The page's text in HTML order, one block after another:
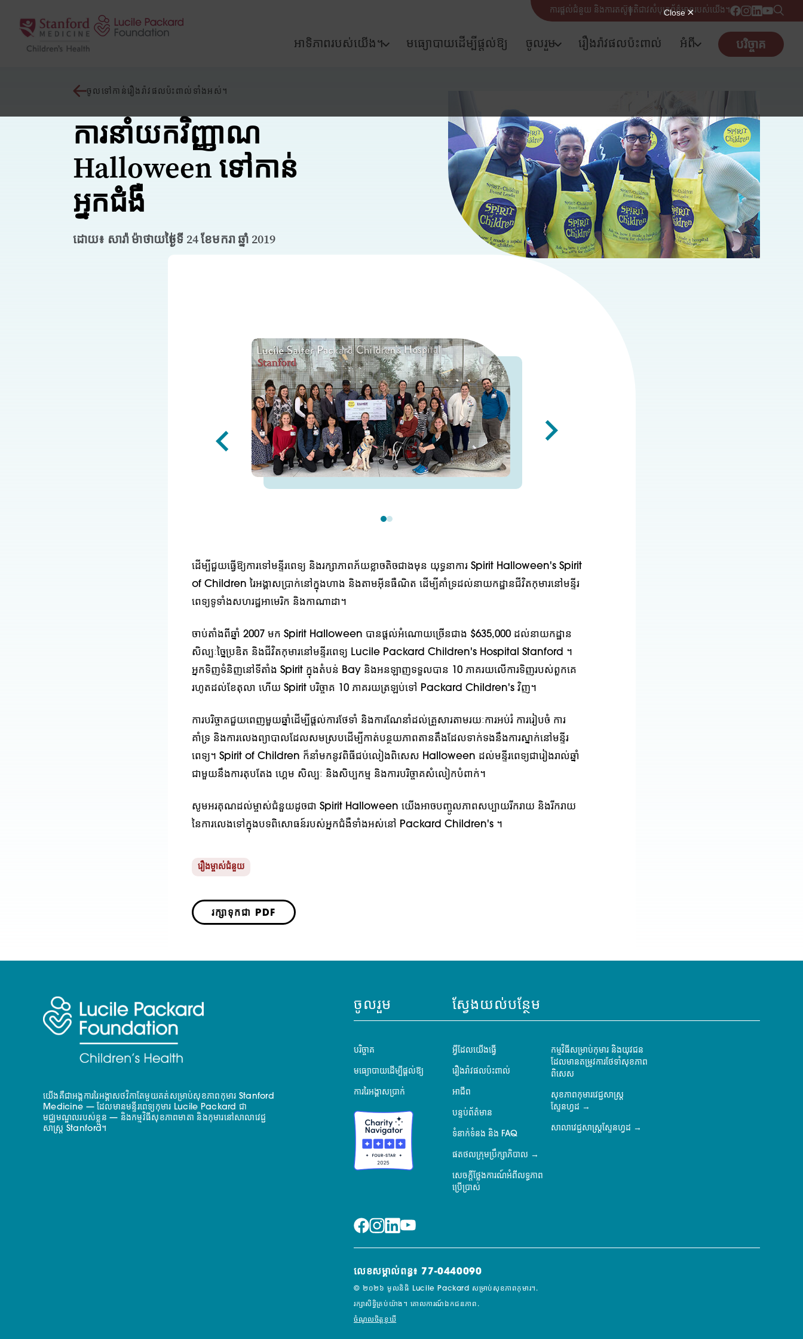
ការផ្តល់ជំនួយ និងការតស៊ូមតិជាវសំបុត្រព័ត៌មានរបស់យើង។
អាទិភាពរបស់យើង។ មធ្យោបាយដើម្បីផ្តល់ឱ្យ ចូលរួម រឿងរ៉ាវផលប៉ះពាល់ អំពី បរិច្ចាគ
ចូលទៅកាន់រឿងរ៉ាវផលប៉ះពាល់ទាំងអស់។
ការនាំយកវិញ្ញាណ
Halloween ទៅកាន់
អ្នកជំងឺ
ដោយ៖ សារ៉ា ម៉ាថាយថ្ងៃទី 24 ខែមករា ឆ្នាំ 2019
ដើម្បីជួយធ្វើឱ្យការទៅមន្ទីរពេទ្យ និងរក្សាភាពភ័យខ្លាចតិចជាងមុន យុទ្ធនាការ Spirit Halloween's Spirit
of Children រៃអង្គាសប្រាក់នៅក្នុងហាង និងតាមអ៊ីនធឺណិត ដើម្បីគាំទ្រដល់នាយកដ្ឋានជីវិតកុមារនៅមន្ទីរ
ពេទ្យទូទាំងសហរដ្ឋអាមេរិក និងកាណាដា។
ចាប់តាំងពីឆ្នាំ 2007 មក Spirit Halloween បានផ្តល់អំណោយច្រើនជាង $635,000 ដល់នាយកដ្ឋាន
សិល្បៈច្នៃប្រឌិត និងជីវិតកុមារនៅមន្ទីរពេទ្យ Lucile Packard Children's Hospital Stanford ។
អ្នកទិញទំនិញនៅទីតាំង Spirit ក្នុងតំបន់ Bay និងអនឡាញទទួលបាន 10 ភាគរយលើការទិញរបស់ពួកគេ
រហូតដល់ខែតុលា ហើយ Spirit បរិច្ចាគ 10 ភាគរយត្រឡប់ទៅ Packard Children's វិញ។
ការបរិច្ចាគជួយពេញមួយឆ្នាំដើម្បីផ្តល់ការថែទាំ និងការណែនាំដល់គ្រួសារតាមរយៈការអប់រំ ការរៀបចំ ការ
គាំទ្រ និងការលេងព្យាបាលដែលសមស្របដើម្បីកាត់បន្ថយភាពតានតឹងដែលទាក់ទងនឹងការស្នាក់នៅមន្ទីរ
ពេទ្យ។ Spirit of Children ក៏នាំមកនូវពិធីជប់លៀងពិសេស Halloween ដល់មន្ទីរពេទ្យជារៀងរាល់ឆ្នាំ
ជាមួយនឹងការតុបតែង ហ្គេម សិល្បៈ និងសិប្បកម្ម និងការបរិច្ចាគសំលៀកបំពាក់។
សូមអរគុណដល់ម្ចាស់ជំនួយដូចជា Spirit Halloween យើងអាចបញ្ចូលភាពសប្បាយរីករាយ និងរីករាយ
នៃការលេងទៅក្នុងបទពិសោធន៍របស់អ្នកជំងឺទាំងអស់នៅ Packard Children's ។
រឿងម្ចាស់ជំនួយ
រក្សាទុកជា PDF
យើងគឺជាអង្គការរៃអង្គាសថវិកាតែមួយគត់សម្រាប់សុខភាពកុមារ Stanford
Medicine — ដែលមានមន្ទីរពេទ្យកុមារ Lucile Packard ជា
មជ្ឈមណ្ឌលរបស់ខ្លួន — និងកម្មវិធីសុខភាពមាតា និងកុមារនៅសាលាវេជ្ជ
សាស្ត្រ Stanford។
ចូលរួម
បរិច្ចាគ
មធ្យោបាយដើម្បីផ្តល់ឱ្យ
ការរៃអង្គាសប្រាក់
ស្វែងយល់បន្ថែម
អ្វីដែលយើងធ្វើ
រឿងរ៉ាវផលប៉ះពាល់
អាជីព
បន្ទប់ព័ត៌មាន
ទំនាក់ទំនង និង FAQ
ផតថលក្រុមប្រឹក្សាភិបាល
សេចក្តីថ្លែងការណ៍អំពីលទ្ធភាព
ប្រើប្រាស់
កម្មវិធីសម្រាប់កុមារ និងយុវជន
ដែលមានតម្រូវការថែទាំសុខភាព
ពិសេស
សុខភាពកុមារវេជ្ជសាស្ត្រ
ស្ទែនហ្វដ
សាលាវេជ្ជសាស្ត្រស្ទែនហ្វដ
លេខសម្គាល់ពន្ធ៖ 77-0440090
© ២០២៦ មូលនិធិ Lucile Packard សម្រាប់សុខភាពកុមារ។.
រក្សាសិទ្ធិគ្រប់យ៉ាង។ គោលការណ៍ឯកជនភាព.
ចំណូលចិត្តខូឃី